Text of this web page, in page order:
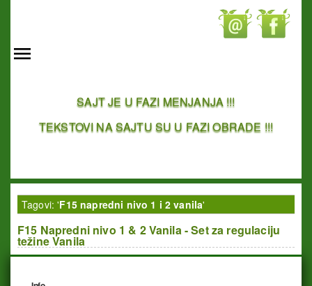
SAJT JE U FAZI MENJANJA !!!
TEKSTOVI NA SAJTU SU U FAZI OBRADE !!!
Tagovi: 'F15 napredni nivo 1 i 2 vanila'
F15 Napredni nivo 1 & 2 Vanila - Set za regulaciju
težine Vanila